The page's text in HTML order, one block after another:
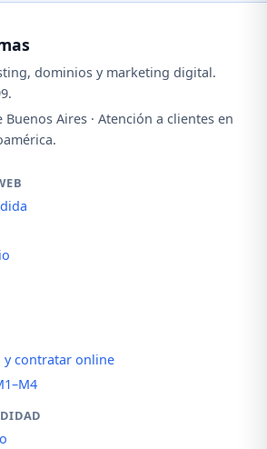
dominios y marketing digital.
Aires · Atención a clientes en
contratar online